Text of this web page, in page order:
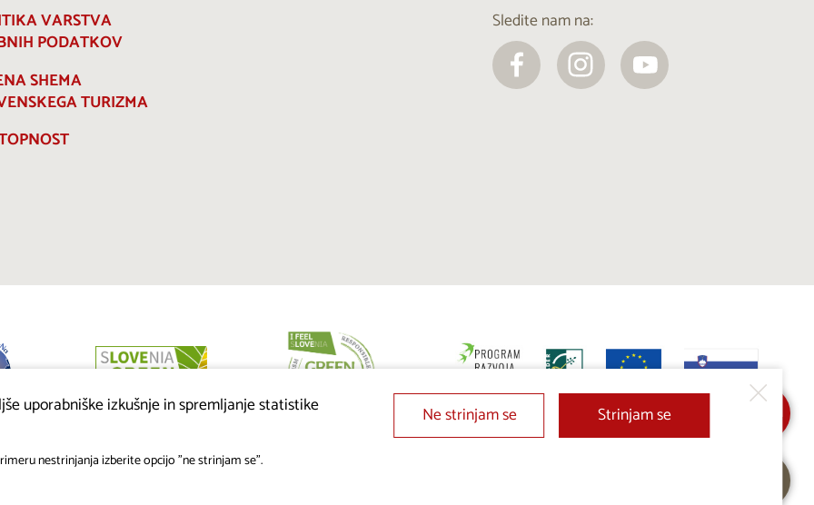
VARSTVA
PODATKOV
SHEMA
TURIZMA
Sledite nam na:
uporabniške izkušnje in spremljanje statistike
nestrinjanja izberite opcijo "ne strinjam se".
Ne strinjam se Strinjam se